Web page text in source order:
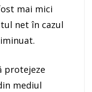
mai mici
net în cazul
protejeze
mediul